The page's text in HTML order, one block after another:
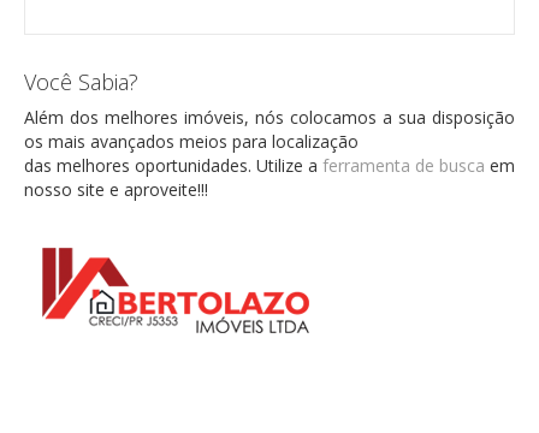
Você Sabia?
Além dos melhores imóveis, nós colocamos a sua disposição
os mais avançados meios para localização
das melhores oportunidades. Utilize a ferramenta de busca em
nosso site e aproveite!!!